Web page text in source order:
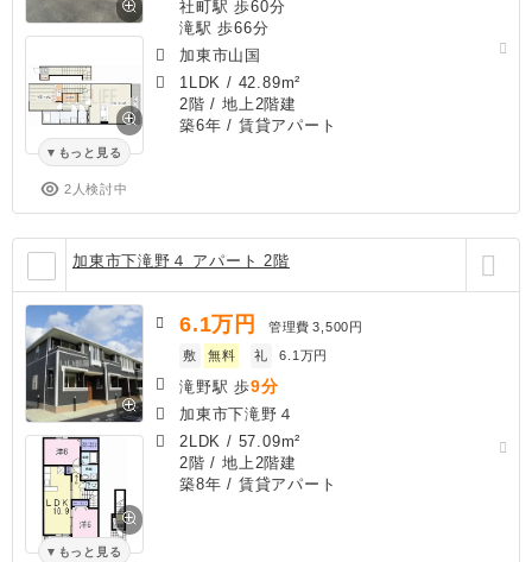
もっと見る
2人検討中
社町駅 歩60分
滝駅 歩66分
加東市山国
1LDK / 42.89m²
2階 / 地上2階建
築6年 / 賃貸アパート
加東市下滝野４ アパート 2階
もっと見る
6.1万円 管理費 3,500円
敷
無料 礼 6.1万円
滝野駅 歩9分
加東市下滝野４
2LDK / 57.09m²
2階 / 地上2階建
築8年 / 賃貸アパート